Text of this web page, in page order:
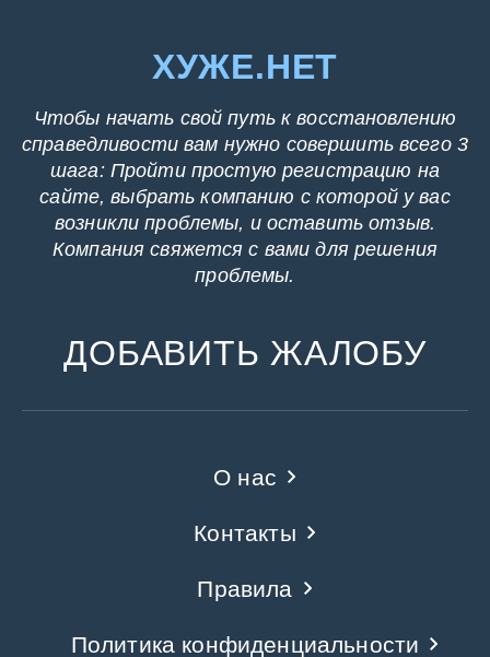
ХУЖЕ.НЕТ
Чтобы начать свой путь к восстановлению
справедливости вам нужно совершить всего 3
шага: Пройти простую регистрацию на
сайте, выбрать компанию с которой у вас
возникли проблемы, и оставить отзыв.
Компания свяжется с вами для решения
проблемы.
ДОБАВИТЬ ЖАЛОБУ
О нас
Контакты
Правила
Политика конфиденциальности